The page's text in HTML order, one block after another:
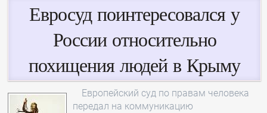
Евросуд поинтересовался у
России относительно
похищения людей в Крыму
Европейский суд по правам человека
передал на коммуникацию